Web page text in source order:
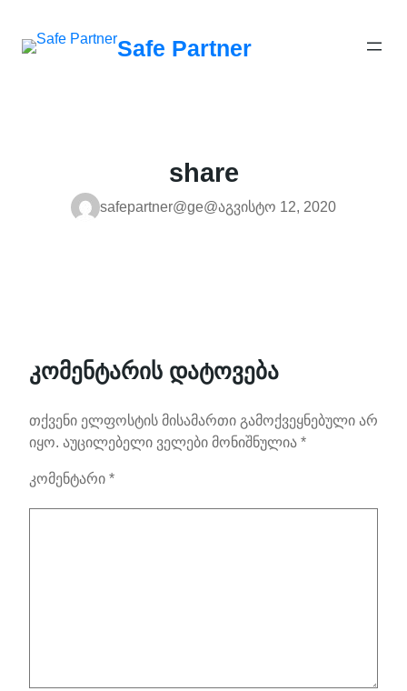
გადასვლა
Safe Partner
share
safepartner@ge@აგვისტო 12, 2020
კომენტარის დატოვება
თქვენი ელფოსტის მისამართი გამოქვეყნებული არ
იყო. აუცილებელი ველები მონიშნულია *
კომენტარი *